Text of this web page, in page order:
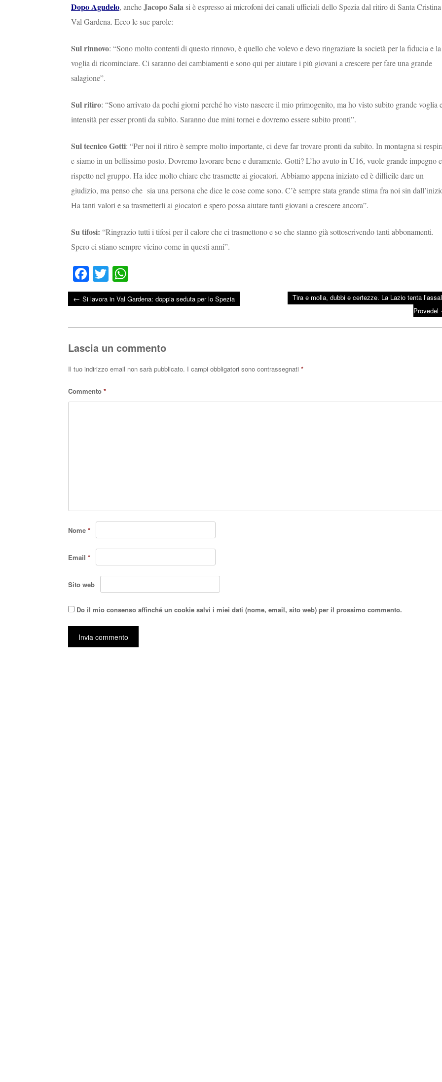
Dopo Agudelo, ancheJacopo Salasi è espresso ai microfoni dei canali ufficiali dello Spezia dal ritiro di Santa
Val Gardena. Ecco le sue parole:
Sul rinnovo: “Sono molto contenti di questo rinnovo, è quello che volevo e devo ringraziare la società per la fiducia e la
voglia di ricominciare. Ci saranno dei cambiamenti e sono qui per aiutare i più giovani a crescere per fare una grande
salagione”.
Sul ritiro: “Sono arrivato da pochi giorni perché ho visto nascere il mio primogenito, ma ho visto subito grande voglia
intensità per esser pronti da subito. Saranno due mini tornei e dovremo essere subito pronti”.
Sul tecnico Gotti: “Per noi il ritiro è sempre molto importante, ci deve far trovare pronti da subito. In montagna si
e siamo in un bellissimo posto. Dovremo lavorare bene e duramente. Gotti? L’ho avuto in U16, vuole grande impegno e
rispetto nel gruppo. Ha idee molto chiare che trasmette ai giocatori. Abbiamo appena iniziato ed è difficile dare un
giudizio, ma penso che sia una persona che dice le cose come sono. C’è sempre stata grande stima fra noi sin
Ha tanti valori e sa trasmetterli ai giocatori e spero possa aiutare tanti giovani a crescere ancora”.
Su tifosi: “Ringrazio tutti i tifosi per il calore che ci trasmettono e so che stanno già sottoscrivendo tanti abbonamenti.
Spero ci stiano sempre vicino come in questi anni”.
Fa
ce
bo
T
wi
tte
ha
ts
← Si lavora in Val Gardena: doppia seduta per lo Spezia
Tira e molla, dubbi e certezze. La Lazio tenta
Provedel
Lascia un commento
Il tuo indirizzo email non sarà pubblicato. I campi obbligatori sono contrassegnati *
Commento *
Nome *
Email *
Sito web
Do il mio consenso affinché un cookie salvi i miei dati (nome, email, sito web) per il prossimo commento.